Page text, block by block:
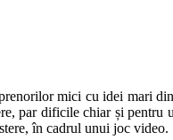
mici cu idei mari
par dificile chiar și pentru
în cadrul unui joc video.